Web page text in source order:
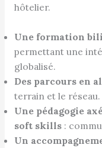
hôtelier.
Une formation
permettant une
globalisé.
Des parcours en
terrain et le réseau.
Une pédagogie
soft skills:
Un